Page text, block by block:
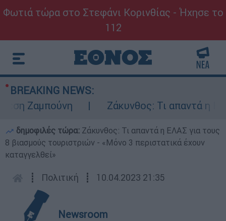
Φωτιά τώρα στο Στεφάνι Κορινθίας - Ήχησε το
112
BREAKING NEWS:
Ζαμπούνη
Ζάκυνθος: Τι απαντά η ΕΛΑΣ
δημοφιλές τώρα: Ζάκυνθος: Τι απαντά η ΕΛΑΣ για τους
8 βιασμούς τουριστριών - «Μόνο 3 περιστατικά έχουν
καταγγελθεί»
┋ Πολιτική ┋ 10.04.2023 21:35
Newsroom